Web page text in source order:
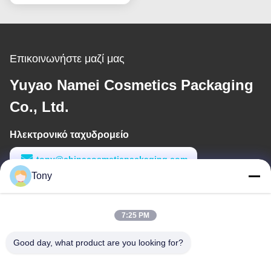
Επικοινωνήστε μαζί μας
Yuyao Namei Cosmetics Packaging
Co., Ltd.
Ηλεκτρονικό ταχυδρομείο
tony@chinacosmeticpackaging.com
Εργασιακό χρόνο
Tony
7:25 PM
Good day, what product are you looking for?